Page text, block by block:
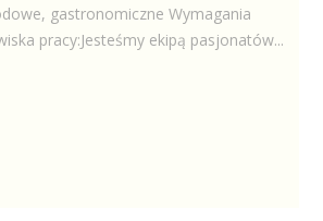
gastronomiczne Wymagania
pracy:Jesteśmy ekipą pasjonatów...